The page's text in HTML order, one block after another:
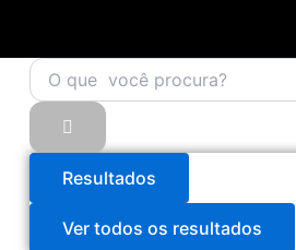
conteúdo
Resultados
Ver todos os resultados